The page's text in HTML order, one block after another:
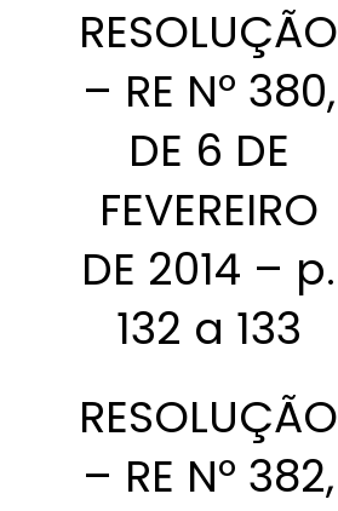
RESOLUÇÃO
– RE Nº 380,
DE 6 DE
FEVEREIRO
DE 2014 – p.
132 a 133
RESOLUÇÃO
– RE Nº 382,